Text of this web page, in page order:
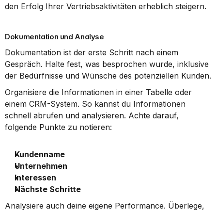
den Erfolg Ihrer Vertriebsaktivitäten erheblich steigern.
Dokumentation und Analyse
Dokumentation ist der erste Schritt nach einem
Gespräch. Halte fest, was besprochen wurde, inklusive
der Bedürfnisse und Wünsche des potenziellen Kunden.
Organisiere die Informationen in einer Tabelle oder
einem CRM-System. So kannst du Informationen
schnell abrufen und analysieren. Achte darauf,
folgende Punkte zu notieren:
Kundenname
Unternehmen
Interessen
Nächste Schritte
Analysiere auch deine eigene Performance. Überlege,